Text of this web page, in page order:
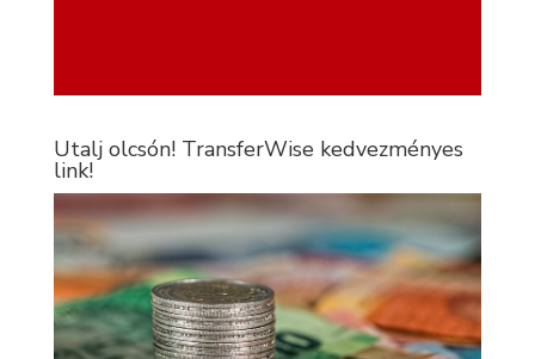
Utalj olcsón! TransferWise kedvezményes
link!